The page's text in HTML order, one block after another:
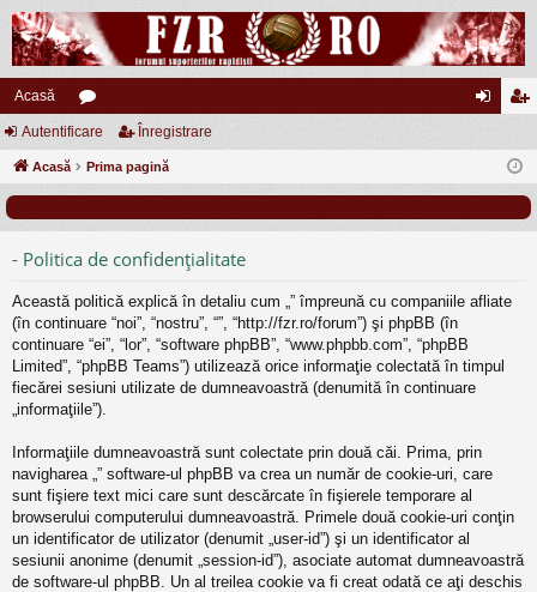
Acasă
or
u eg
Autentificare Înregistrare
Acasă Prima pagină
- Politica de confidenţialitate
Această politică explică în detaliu cum „” împreună cu companiile afliate
(în continuare “noi”, “nostru”, “”, “http://fzr.ro/forum”) şi phpBB (în
continuare “ei”, “lor”, “software phpBB”, “www.phpbb.com”, “phpBB
Limited”, “phpBB Teams”) utilizează orice informaţie colectată în timpul
fiecărei sesiuni utilizate de dumneavoastră (denumită în continuare
„informaţiile”).
Informaţiile dumneavoastră sunt colectate prin două căi. Prima, prin
navigharea „” software-ul phpBB va crea un număr de cookie-uri, care
sunt fişiere text mici care sunt descărcate în fişierele temporare al
browserului computerului dumneavoastră. Primele două cookie-uri conţin
un identificator de utilizator (denumit „user-id”) şi un identificator al
sesiunii anonime (denumit „session-id”), asociate automat dumneavoastră
de software-ul phpBB. Un al treilea cookie va fi creat odată ce aţi deschis